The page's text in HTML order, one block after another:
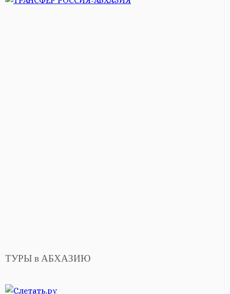
ТУРЫ в АБХАЗИЮ